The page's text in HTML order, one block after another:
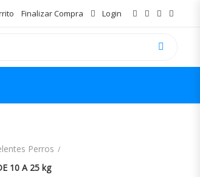
Finalizar Compra Login
Perros
10 A 25 kg